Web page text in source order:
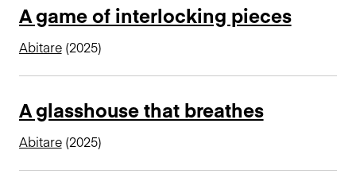
A game of interlocking pieces
Abitare(2025)
A glasshouse that breathes
Abitare(2025)